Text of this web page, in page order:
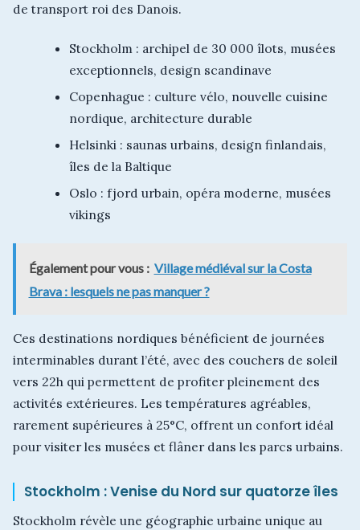
de transport roi des Danois.
Stockholm : archipel de 30 000 îlots, musées
exceptionnels, design scandinave
Copenhague : culture vélo, nouvelle cuisine
nordique, architecture durable
Helsinki : saunas urbains, design finlandais,
îles de la Baltique
Oslo : fjord urbain, opéra moderne, musées
vikings
Également pour vous : Village médiéval sur la Costa
Brava : lesquels ne pas manquer ?
Ces destinations nordiques bénéficient de journées
interminables durant l’été, avec des couchers de soleil
vers 22h qui permettent de profiter pleinement des
activités extérieures. Les températures agréables,
rarement supérieures à 25°C, offrent un confort idéal
pour visiter les musées et flâner dans les parcs urbains.
Stockholm : Venise du Nord sur quatorze îles
Stockholm révèle une géographie urbaine unique au